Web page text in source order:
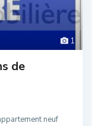
1
de
neuf